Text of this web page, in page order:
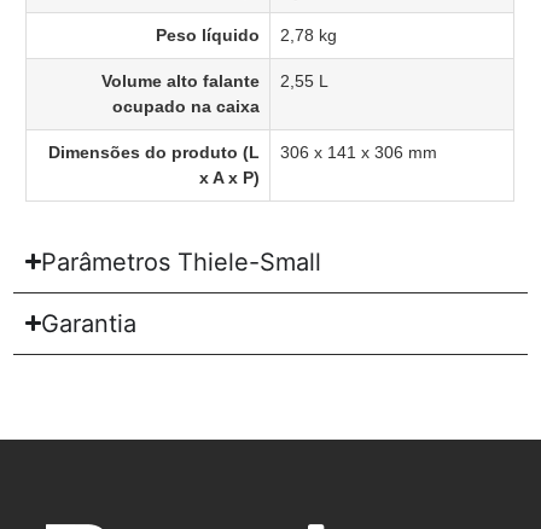
Peso líquido 2,78 kg
Volume alto falante
ocupado na caixa
2,55 L
Dimensões do produto (L
x A x P)
306 x 141 x 306 mm
Parâmetros Thiele-Small
Garantia